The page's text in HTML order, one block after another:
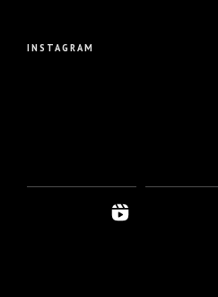
INSTAGRAM